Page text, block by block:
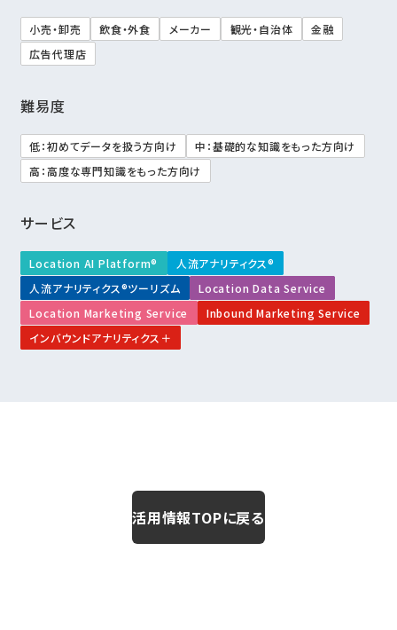
小売・卸売 飲食・外食 メーカー 観光・自治体
金融
広告代理店
難易度
低：初めてデータを扱う方向け
中：基礎的な知識をもった方向け
高：高度な専門知識をもった方向け
サービス
Location AI Platform®
人流アナリティクス®
人流アナリティクス®ツーリズム
Location Data Service
Location Marketing Service
Inbound Marketing Service
インバウンドアナリティクス＋
活用情報TOPに戻る